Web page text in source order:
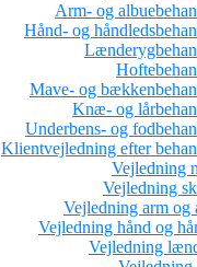
Arm- og
Hånd- og
Mave- og
Knæ- og
Underbens- og
Klientvejledning efter
Vejledning
Vejledning
Vejledning arm og
Vejledning hånd og
Vejledning